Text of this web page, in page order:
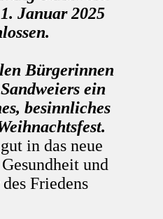
Januar 2025
Bürgerinnen
ein
besinnliches
in das neue
und
Friedens